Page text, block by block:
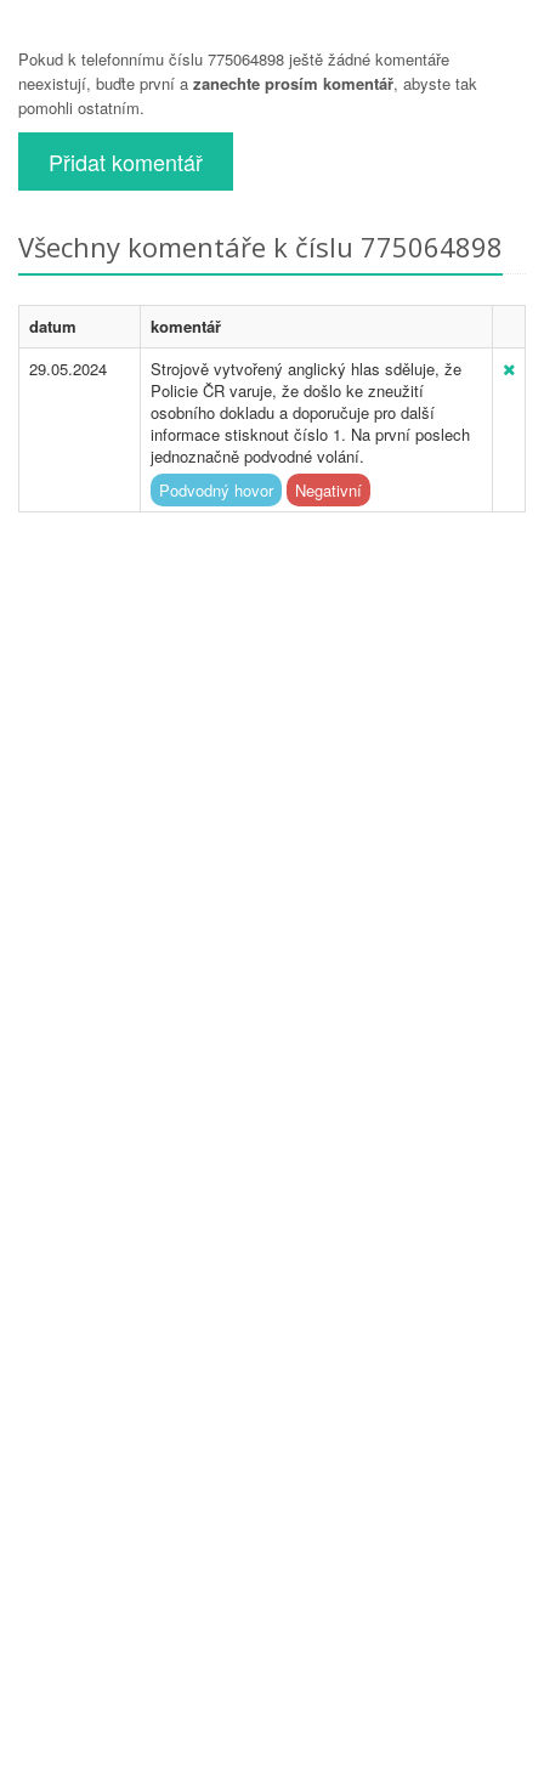
Pokud k telefonnímu číslu 775064898 ještě žádné komentáře
neexistují, buďte první a zanechte prosím komentář, abyste tak
pomohli ostatním.
Přidat komentář
Všechny komentáře k číslu 775064898
datum
komentář
29.05.2024
Strojově vytvořený anglický hlas sděluje, že
Policie ČR varuje, že došlo ke zneužití
osobního dokladu a doporučuje pro další
informace stisknout číslo 1. Na první poslech
jednoznačně podvodné volání.
Podvodný hovor
Negativní